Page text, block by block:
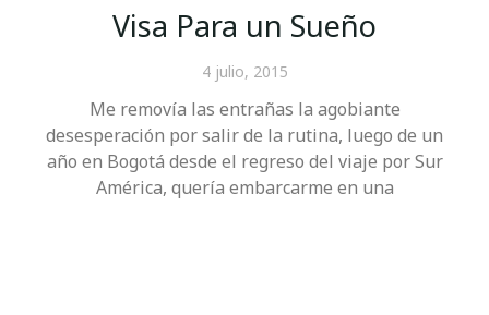
Visa Para un Sueño
4 julio, 2015
Me removía las entrañas la agobiante
desesperación por salir de la rutina, luego de un
año en Bogotá desde el regreso del viaje por Sur
América, quería embarcarme en una